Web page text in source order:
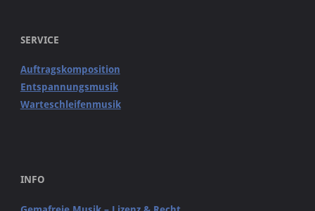
SERVICE
Auftragskomposition
Entspannungsmusik
Warteschleifenmusik
INFO